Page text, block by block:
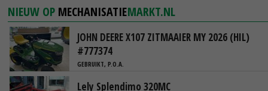
NIEUW OP MECHANISATIEMARKT.NL
JOHN DEERE X107 ZITMAAIER MY 2026 (HIL)
#777374
GEBRUIKT, P.O.A.
Lely Splendimo 320MC